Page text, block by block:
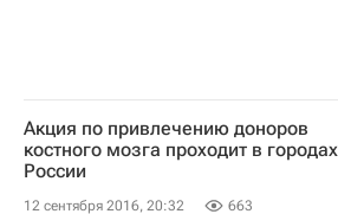
Акция по привлечению доноров
костного мозга проходит в городах
России
12 сентября 2016, 20:32 663